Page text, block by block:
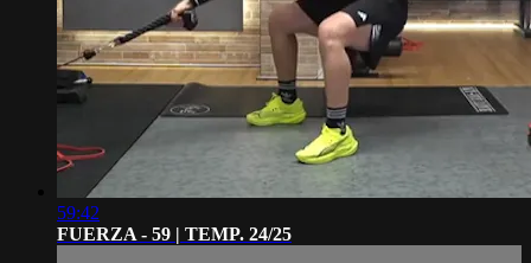
59:42
FUERZA - 59 | TEMP. 24/25